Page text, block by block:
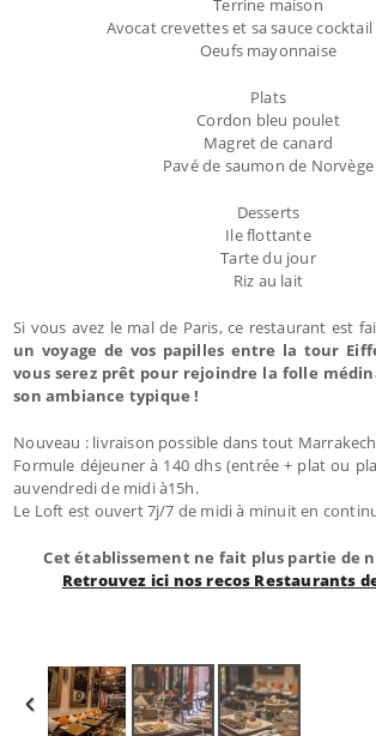
Terrine maison
Avocat crevettes et sa sauce
Oeufs mayonnaise
Plats
Cordon bleu poulet
Magret de canard
Pavé de saumon de Norvège
Desserts
Ile flottante
Tarte du jour
Riz au lait
Si vous avez le mal de Paris, ce restaurant est
un voyage de vos papilles entre la tour
vous serez prêt pour rejoindre la folle
son ambiance typique !
Nouveau : livraison possible dans tout
Formule déjeuner à 140 dhs (entrée + plat ou
auvendredi de midi à15h.
Le Loft est ouvert 7j/7 de midi à minuit en
Cet établissement ne fait plus partie de
Retrouvez ici nos recos Restaurants